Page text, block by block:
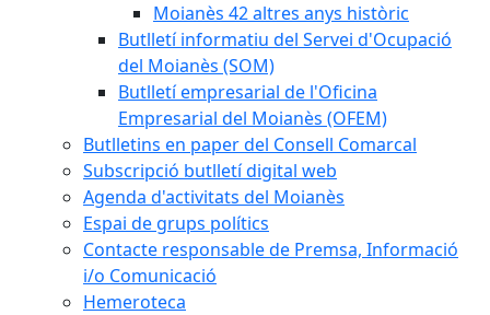
Moianès 42 altres anys històric
Butlletí informatiu del Servei d'Ocupació
del Moianès (SOM)
Butlletí empresarial de l'Oficina
Empresarial del Moianès (OFEM)
Butlletins en paper del Consell Comarcal
Subscripció butlletí digital web
Agenda d'activitats del Moianès
Espai de grups polítics
Contacte responsable de Premsa, Informació
i/o Comunicació
Hemeroteca